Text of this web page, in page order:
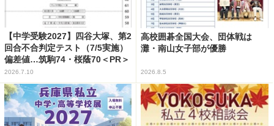
【中学受験2027】四谷大塚、第2
回合不合判定テスト（7/5実施）
偏差値…筑駒74・桜蔭70＜PR＞
2026.7.10
高校囲碁全国大会、団体戦は
灘・南山女子部が優勝
2026.8.5